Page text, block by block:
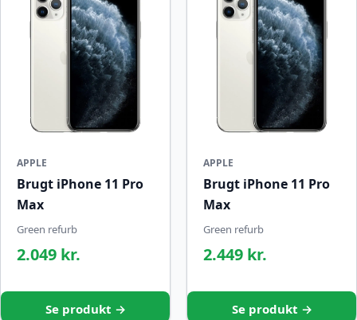
APPLE
Brugt iPhone 11 Pro
Max
Green refurb
2.049 kr.
Se produkt →
APPLE
Brugt iPhone 11 Pro
Max
Green refurb
2.449 kr.
Se produkt →